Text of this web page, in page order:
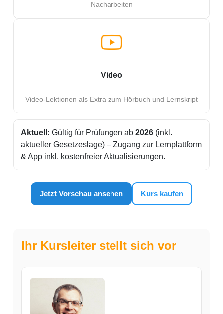
Nacharbeiten
Video
Video-Lektionen als Extra zum Hörbuch und Lernskript
Aktuell: Gültig für Prüfungen ab 2026 (inkl.
aktueller Gesetzeslage) – Zugang zur Lernplattform
& App inkl. kostenfreier Aktualisierungen.
Jetzt Vorschau ansehen Kurs kaufen
Ihr Kursleiter stellt sich vor